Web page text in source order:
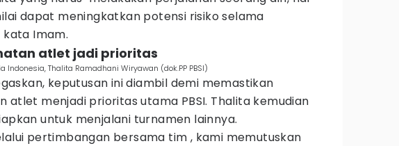
dapat meningkatkan potensi risiko selama
kata Imam.
atlet jadi prioritas
Indonesia, Thalita Ramadhani Wiryawan (dok.PP PBSI)
keputusan ini diambil demi memastikan
atlet menjadi prioritas utama PBSI. Thalita kemudian
untuk menjalani turnamen lainnya.
pertimbangan bersama tim , kami memutuskan